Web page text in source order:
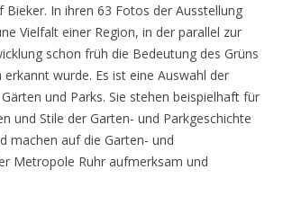
Bieker. In ihren 63 Fotos der Ausstellung
Vielfalt einer Region, in der parallel zur
schon früh die Bedeutung des Grüns
wurde. Es ist eine Auswahl der
und Parks. Sie stehen beispielhaft für
und Stile der Garten- und Parkgeschichte
machen auf die Garten- und
Metropole Ruhr aufmerksam und